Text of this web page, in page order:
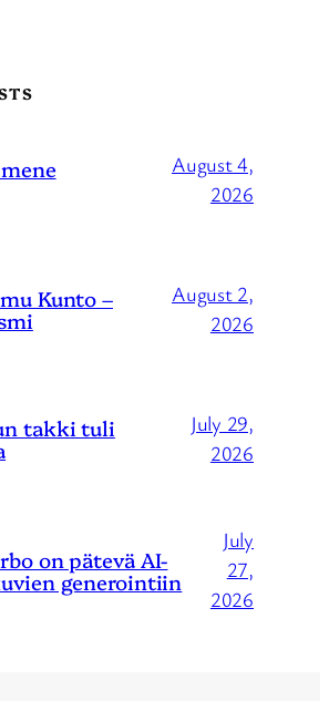
August 4,
2026
Kunto –
August 2,
2026
takki tuli
July 29,
2026
on pätevä AI-
generointiin
July
27,
2026